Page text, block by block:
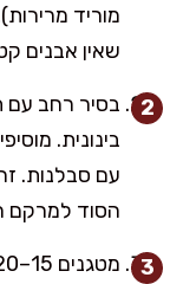
מוריד
שאין אבנים
בסיר רחב עם
בינונית.
עם סבלנות.
הסוד למרקם